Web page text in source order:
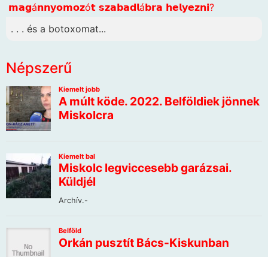
𝗺𝗮𝗴á𝗻𝗻𝘆𝗼𝗺𝗼𝘇ó𝘁 𝘀𝘇𝗮𝗯𝗮𝗱𝗹á𝗯𝗿𝗮 𝗵𝗲𝗹𝘆𝗲𝘇𝗻𝗶?
. . . és a botoxomat...
Népszerű